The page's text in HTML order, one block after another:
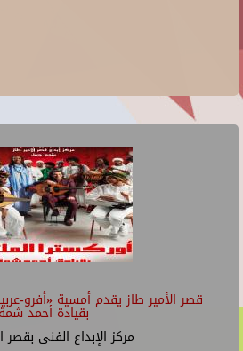
قصر الأمير طاز يقدم أمسية «أفرو-
بقيادة أحمد شمة
مركز الإبداع الفنى بقصر